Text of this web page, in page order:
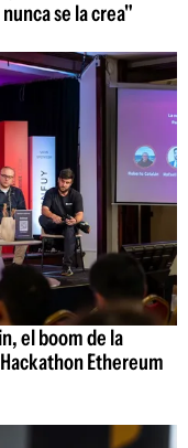
se la crea"
el boom de la
Ethereum